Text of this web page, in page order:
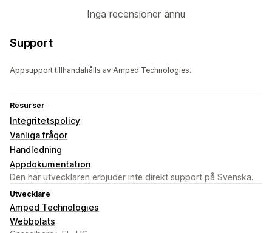
Inga recensioner ännu
Support
Appsupport tillhandahålls av Amped Technologies.
Resurser
Integritetspolicy
Vanliga frågor
Handledning
Appdokumentation
Den här utvecklaren erbjuder inte direkt support på Svenska.
Utvecklare
Amped Technologies
Webbplats